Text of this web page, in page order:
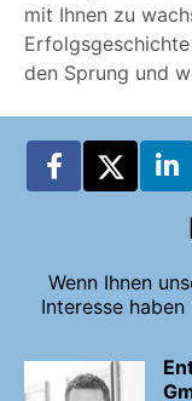
mit Ihnen zu
den Sprung und
Wenn Ihnen
Interesse